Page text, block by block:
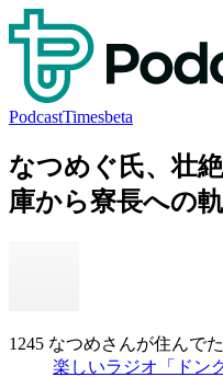
PodcastTimesbeta
なつめぐ氏、壮
庫から寮長への
1245 なつめさんが住んで
楽しいラジオ「ドン